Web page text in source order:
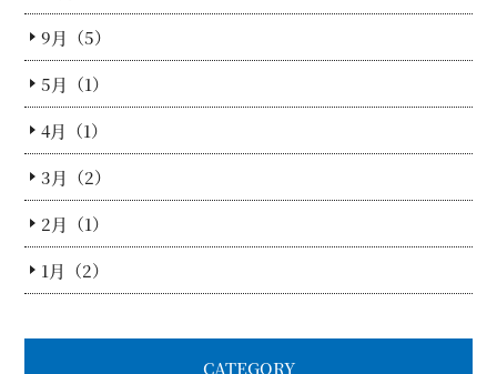
9月（5）
5月（1）
4月（1）
3月（2）
2月（1）
1月（2）
CATEGORY